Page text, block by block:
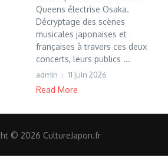
Queens électrise Osaka.
Décryptage des scènes
musicales japonaises et
françaises à travers ces deux
concerts, leurs publics ...
admin 11 juin 2026
Read More